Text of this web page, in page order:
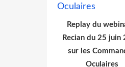
Replay du
Recian du 25 juin
sur les
Oculaires